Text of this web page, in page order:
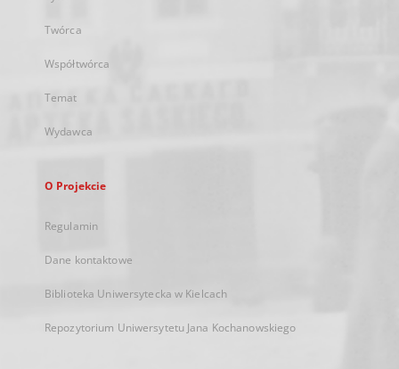
Twórca
Współtwórca
Temat
Wydawca
O Projekcie
Regulamin
Dane kontaktowe
Biblioteka Uniwersytecka w Kielcach
Repozytorium Uniwersytetu Jana Kochanowskiego